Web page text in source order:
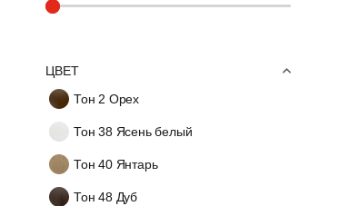
ЦВЕТ
Тон 2 Орех
Тон 38 Ясень белый
Тон 40 Янтарь
Тон 48 Дуб